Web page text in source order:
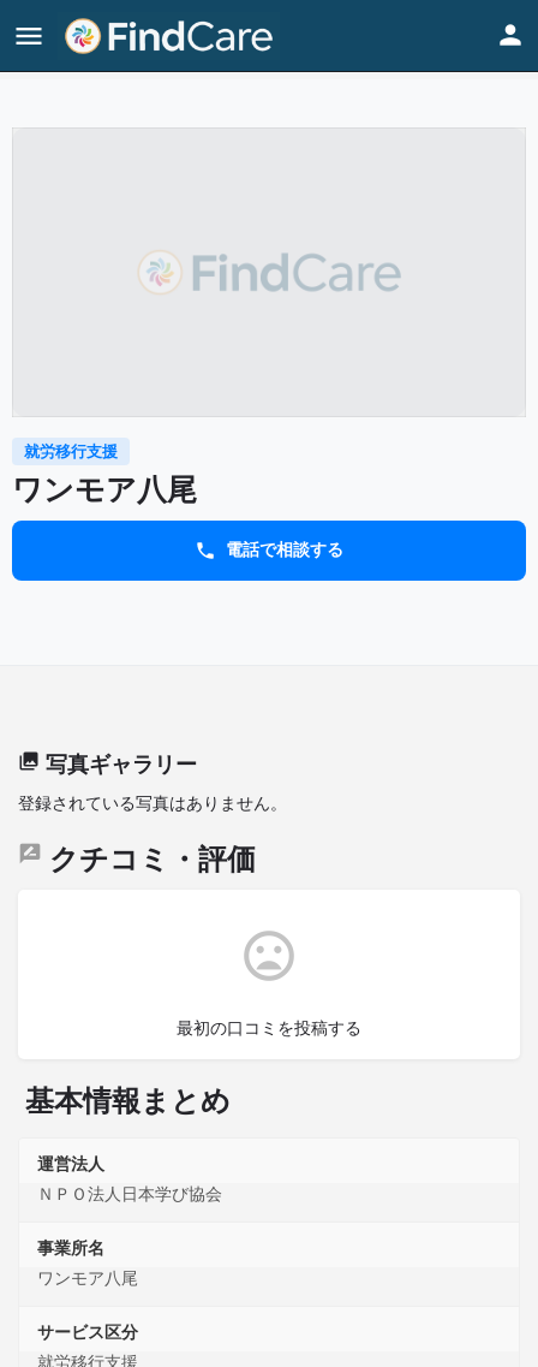
Home Listings ワンモア八尾
就労移行支援
ワンモア八尾
電話で相談する
写真ギャラリー
登録されている写真はありません。
クチコミ・評価
最初の口コミを投稿する
基本情報まとめ
運営法人
ＮＰＯ法人日本学び協会
事業所名
ワンモア八尾
サービス区分
就労移行支援